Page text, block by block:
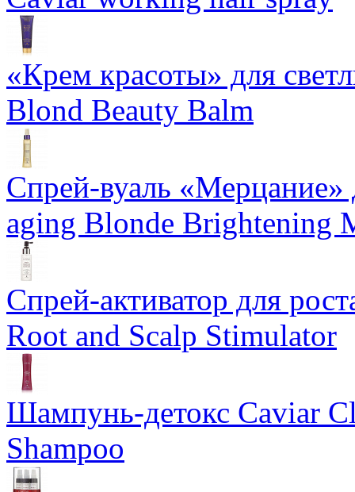
«Крем красоты» для
Blond Beauty Balm
Спрей-вуаль «Мерцание»
aging Blonde Brightening
Спрей-активатор для
Root and Scalp Stimulator
Шампунь-детокс Caviar
Shampoo